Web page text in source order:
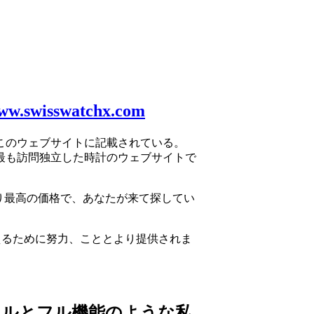
のウェブサイトに記載されている。
も訪問独立した時計のウェブサイトで
最高の価格で、あなたが来て探してい
ために努力、こととより提供されま